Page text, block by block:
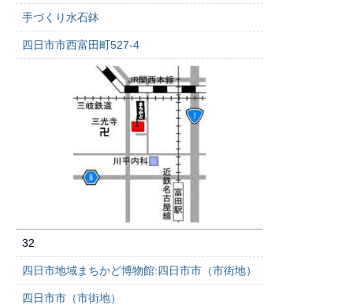
手づくり水石鉢
四日市市西富田町527-4
32
四日市地域まちかど博物館:四日市市（市街地）
四日市市（市街地）